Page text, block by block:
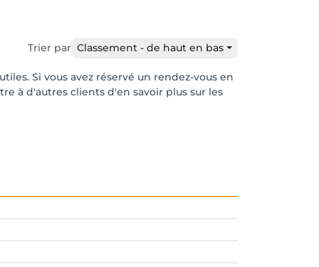
Trier par Classement - de haut en bas
Si vous avez réservé un rendez-vous en
à d'autres clients d'en savoir plus sur les